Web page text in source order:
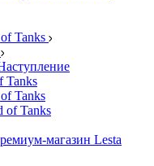
Tanks
Tanks
Tanks
of Tanks